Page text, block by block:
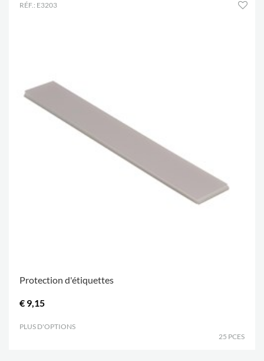
RÉF.: E3203
Protection d'étiquettes
€ 9,15
PLUS D'OPTIONS
25 PCES